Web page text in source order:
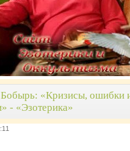
«Кризисы, ошибки
- «Эзотерика»